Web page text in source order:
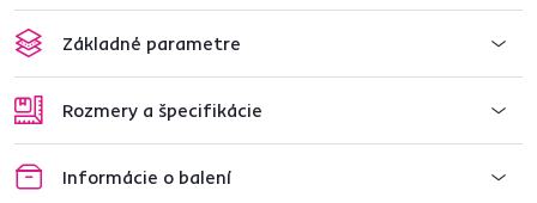
Základné parametre
Rozmery a špecifikácie
Informácie o balení